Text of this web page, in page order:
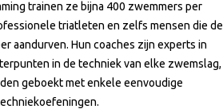
trainen ze bijna 400 zwemmers per
triatleten en zelfs mensen die de
aandurven. Hun coaches zijn experts in
in de techniek van elke zwemslag,
geboekt met enkele eenvoudige